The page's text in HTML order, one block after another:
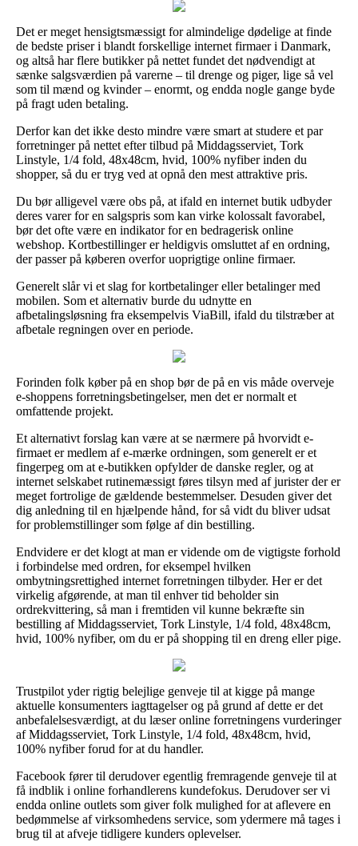
Det er meget hensigtsmæssigt for almindelige dødelige at finde
de bedste priser i blandt forskellige internet firmaer i Danmark,
og altså har flere butikker på nettet fundet det nødvendigt at
sænke salgsværdien på varerne – til drenge og piger, lige så vel
som til mænd og kvinder – enormt, og endda nogle gange byde
på fragt uden betaling.
Derfor kan det ikke desto mindre være smart at studere et par
forretninger på nettet efter tilbud på Middagsserviet, Tork
Linstyle, 1/4 fold, 48x48cm, hvid, 100% nyfiber inden du
shopper, så du er tryg ved at opnå den mest attraktive pris.
Du bør alligevel være obs på, at ifald en internet butik udbyder
deres varer for en salgspris som kan virke kolossalt favorabel,
bør det ofte være en indikator for en bedragerisk online
webshop. Kortbestillinger er heldigvis omsluttet af en ordning,
der passer på køberen overfor uoprigtige online firmaer.
Generelt slår vi et slag for kortbetalinger eller betalinger med
mobilen. Som et alternativ burde du udnytte en
afbetalingsløsning fra eksempelvis ViaBill, ifald du tilstræber at
afbetale regningen over en periode.
Forinden folk køber på en shop bør de på en vis måde overveje
e-shoppens forretningsbetingelser, men det er normalt et
omfattende projekt.
Et alternativt forslag kan være at se nærmere på hvorvidt e-
firmaet er medlem af e-mærke ordningen, som generelt er et
fingerpeg om at e-butikken opfylder de danske regler, og at
internet selskabet rutinemæssigt føres tilsyn med af jurister der er
meget fortrolige de gældende bestemmelser. Desuden giver det
dig anledning til en hjælpende hånd, for så vidt du bliver udsat
for problemstillinger som følge af din bestilling.
Endvidere er det klogt at man er vidende om de vigtigste forhold
i forbindelse med ordren, for eksempel hvilken
ombytningsrettighed internet forretningen tilbyder. Her er det
virkelig afgørende, at man til enhver tid beholder sin
ordrekvittering, så man i fremtiden vil kunne bekræfte sin
bestilling af Middagsserviet, Tork Linstyle, 1/4 fold, 48x48cm,
hvid, 100% nyfiber, om du er på shopping til en dreng eller pige.
Trustpilot yder rigtig belejlige genveje til at kigge på mange
aktuelle konsumenters iagttagelser og på grund af dette er det
anbefalelsesværdigt, at du læser online forretningens vurderinger
af Middagsserviet, Tork Linstyle, 1/4 fold, 48x48cm, hvid,
100% nyfiber forud for at du handler.
Facebook fører til derudover egentlig fremragende genveje til at
få indblik i online forhandlerens kundefokus. Derudover ser vi
endda online outlets som giver folk mulighed for at aflevere en
bedømmelse af virksomhedens service, som ydermere må tages i
brug til at afveje tidligere kunders oplevelser.